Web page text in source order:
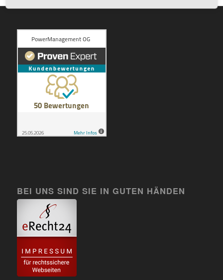
BEI UNS SIND SIE IN GUTEN HÄNDEN